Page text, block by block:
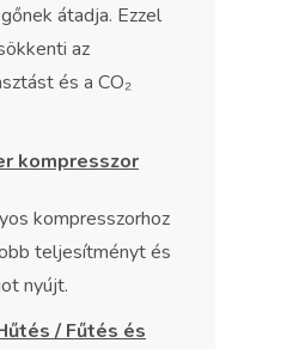
átadja. Ezzel
az
és a CO₂
kompresszor
kompresszorhoz
teljesítményt és
nyújt.
/ Fűtés és